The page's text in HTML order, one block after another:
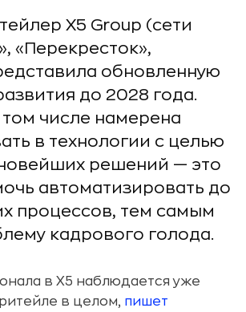
Х5 Group (сети
«Перекресток»,
обновленную
до 2028 года.
числе намерена
в технологии с целью
решений — это
автоматизировать до
процессов, тем самым
кадрового голода.
в X5 наблюдается уже
в целом, пишет